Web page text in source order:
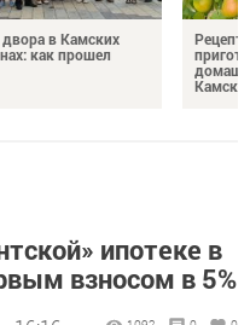
в Камских
как прошел
ипотеке в
взносом в 5%